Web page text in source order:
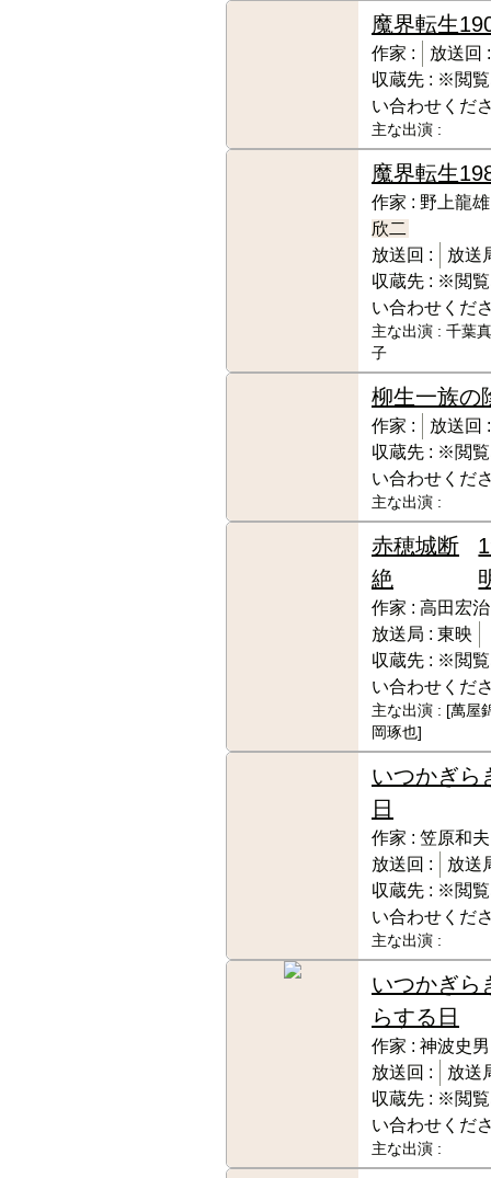
魔界転生
作家 :
放送回 :
収蔵先 : ※閲覧
い合わせくだ
主な出演 :
魔界転生
作家 : 野上龍
欣二
放送回 :
放送
収蔵先 : ※閲覧
い合わせくだ
主な出演 : 千葉
子
柳生一族の
作家 :
放送回 :
収蔵先 : ※閲覧
い合わせくだ
主な出演 :
赤穂城断
絶
作家 : 高田宏治
放送局 : 東映
収蔵先 : ※閲覧
い合わせくだ
主な出演 : [萬屋
岡琢也]
いつかぎら
日
作家 : 笠原和
放送回 :
放送
収蔵先 : ※閲覧
い合わせくだ
主な出演 :
いつかぎら
らする日
作家 : 神波史
放送回 :
放送
収蔵先 : ※閲覧
い合わせくだ
主な出演 :